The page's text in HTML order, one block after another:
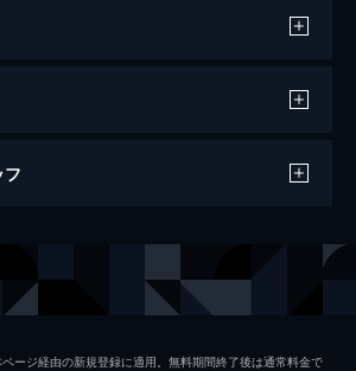
女
グリンダ アリアナ・グランデ
ージ経由の新規登録に適用。無料期間終了後は通常料金で